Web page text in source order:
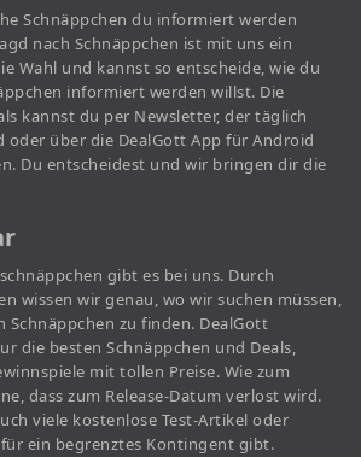
Schnäppchen du informiert werden
nach Schnäppchen ist mit uns ein
Wahl und kannst so entscheide, wie du
informiert werden willst. Die
kannst du per Newsletter, der täglich
oder über die DealGott App für Android
Du entscheidest und wir bringen dir die
gibt es bei uns. Durch
wissen wir genau, wo wir suchen müssen,
Schnäppchen zu finden. DealGott
die besten Schnäppchen und Deals,
mit tollen Preise. Wie zum
dass zum Release-Datum verlost wird.
viele kostenlose Test-Artikel oder
ein begrenztes Kontingent gibt.